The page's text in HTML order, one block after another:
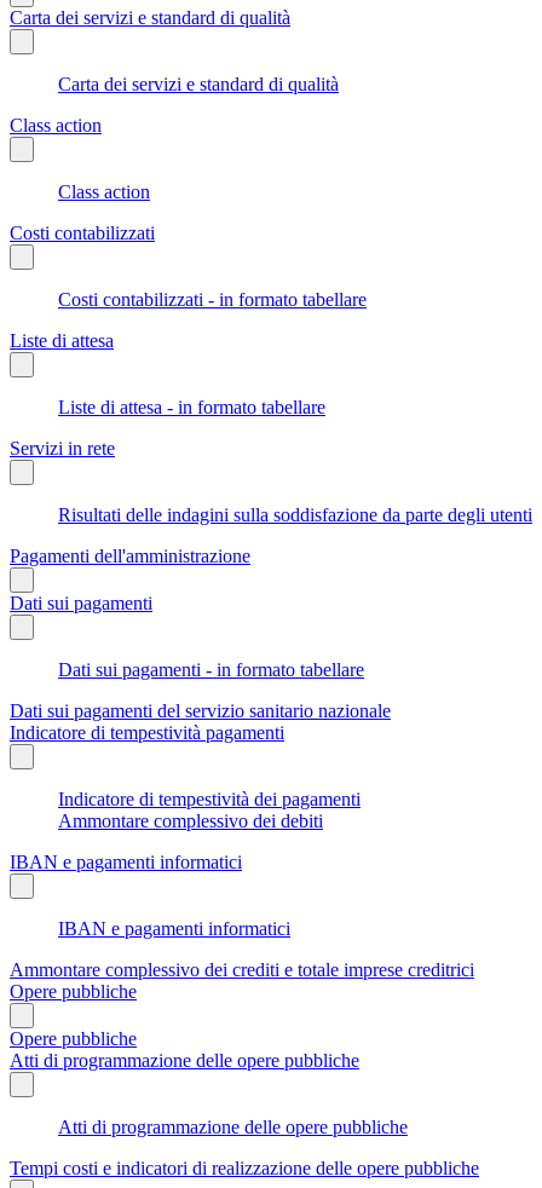
Carta dei servizi e standard di qualità
Carta dei servizi e standard di qualità
Class action
Class action
Costi contabilizzati
Costi contabilizzati - in formato tabellare
Liste di attesa
Liste di attesa - in formato tabellare
Servizi in rete
Risultati delle indagini sulla soddisfazione da parte degli utenti
Pagamenti dell'amministrazione
Dati sui pagamenti
Dati sui pagamenti - in formato tabellare
Dati sui pagamenti del servizio sanitario nazionale
Indicatore di tempestività pagamenti
Indicatore di tempestività dei pagamenti
Ammontare complessivo dei debiti
IBAN e pagamenti informatici
IBAN e pagamenti informatici
Ammontare complessivo dei crediti e totale imprese creditrici
Opere pubbliche
Opere pubbliche
Atti di programmazione delle opere pubbliche
Atti di programmazione delle opere pubbliche
Tempi costi e indicatori di realizzazione delle opere pubbliche